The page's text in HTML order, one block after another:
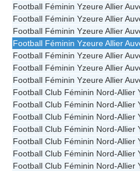
Football Féminin Yzeure Allier
Football Féminin Yzeure Allier
Football Féminin Yzeure Allier
Football Féminin Yzeure Allier
Football Féminin Yzeure Allier
Football Féminin Yzeure Allier
Football Féminin Yzeure Allier
Football Club Féminin Nord-Allier
Football Club Féminin Nord-Allier
Football Club Féminin Nord-Allier
Football Club Féminin Nord-Allier
Football Club Féminin Nord-Allier
Football Club Féminin Nord-Allier
Football Club Féminin Nord-Allier